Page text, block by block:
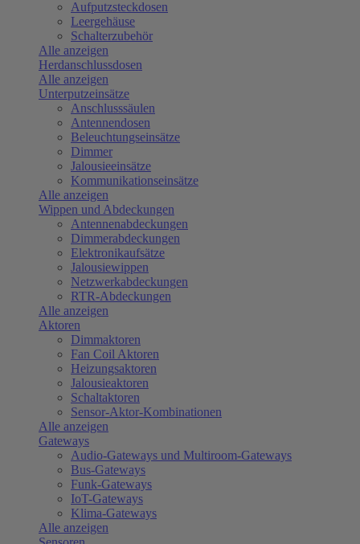
Aufputzsteckdosen
Leergehäuse
Schalterzubehör
Alle anzeigen
Herdanschlussdosen
Alle anzeigen
Unterputzeinsätze
Anschlusssäulen
Antennendosen
Beleuchtungseinsätze
Dimmer
Jalousieeinsätze
Kommunikationseinsätze
Alle anzeigen
Wippen und Abdeckungen
Antennenabdeckungen
Dimmerabdeckungen
Elektronikaufsätze
Jalousiewippen
Netzwerkabdeckungen
RTR-Abdeckungen
Alle anzeigen
Aktoren
Dimmaktoren
Fan Coil Aktoren
Heizungsaktoren
Jalousieaktoren
Schaltaktoren
Sensor-Aktor-Kombinationen
Alle anzeigen
Gateways
Audio-Gateways und Multiroom-Gateways
Bus-Gateways
Funk-Gateways
IoT-Gateways
Klima-Gateways
Alle anzeigen